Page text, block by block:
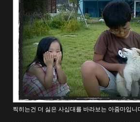
찍히는건 더 싫은 사십대를 바라보는 아줌마입니